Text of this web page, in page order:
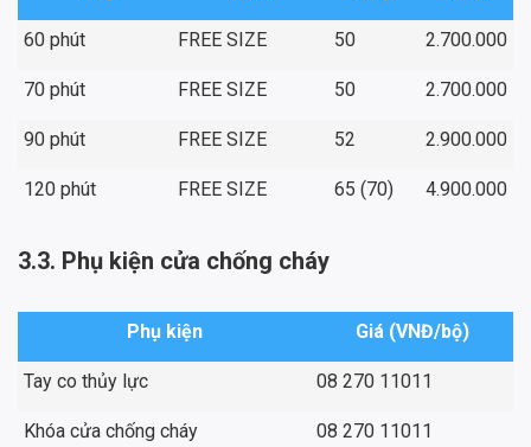
60 phút FREE SIZE 50 2.700.000
70 phút FREE SIZE 50 2.700.000
90 phút FREE SIZE 52 2.900.000
120 phút FREE SIZE 65 (70) 4.900.000
3.3. Phụ kiện cửa chống cháy
Phụ kiện Giá (VNĐ/bộ)
Tay co thủy lực 08 270 11011
Khóa cửa chống cháy 08 270 11011